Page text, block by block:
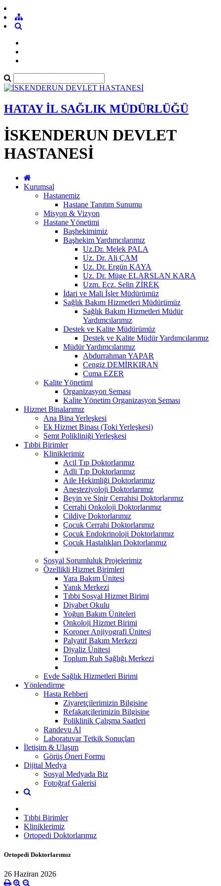
HATAY İL SAĞLIK MÜDÜRLÜĞÜ
İSKENDERUN DEVLET
HASTANESİ
Kurumsal
Hastanemiz
Hastane Tanıtım Sunumu
Misyon & Vizyon
Hastane Yönetimi
Başhekimimiz
Başhekim Yardımcılarımız
Uz.Dr. Melek PALA
Uz. Dr. Ali ÇAM
Uz. Dr. Ergün KAYA
Uz. Dr. Müge ELARSLAN KARA
Uzm. Ecz. Selin ZİREK
İdari ve Mali İşler Müdürümüz
Sağlık Bakım Hizmetleri Müdürümüz
Sağlık Bakım Hizmetleri Müdür
Yardımcılarımız
Destek ve Kalite Müdürümüz
Destek ve Kalite Müdür Yardımcılarımız
Müdür Yardımcılarımız
Abdurrahman YAPAR
Cengiz DEMİRKIRAN
Cuma EZER
Kalite Yönetimi
Organizasyon Şeması
Kalite Yönetim Organizasyon Şeması
Hizmet Binalarımız
Ana Bina Yerleşkesi
Ek Hizmet Binası (Toki Yerleşkesi)
Semt Polikliniği Yerleşkesi
Tıbbi Birimler
Kliniklerimiz
Acil Tıp Doktorlarımız
Adli Tıp Doktorlarımız
Aile Hekimliği Doktorlarımız
Anesteziyoloji Doktorlarımız
Beyin ve Sinir Cerrahisi Doktorlarımız
Cerrahi Onkoloji Doktorlarımız
Cildiye Doktorlarımız
Çocuk Cerrahi Doktorlarımız
Çocuk Endokrinoloji Doktorlarımız
Çocuk Hastalıkları Doktorlarımız
Sosyal Sorumluluk Projelerimiz
Özellikli Hizmet Birimleri
Yara Bakım Ünitesi
Yanık Merkezi
Tıbbi Sosyal Hizmet Birimi
Diyabet Okulu
Yoğun Bakım Üniteleri
Onkoloji Hizmet Birimi
Koroner Anjiyografi Ünitesi
Palyatif Bakım Merkezi
Diyaliz Ünitesi
Toplum Ruh Sağlığı Merkezi
Evde Sağlık Hizmetleri Birimi
Yönlendirme
Hasta Rehberi
Ziyaretçilerimizin Bilgisine
Refakatçilerimizin Bilgisine
Poliklinik Çalışma Saatleri
Randevu Al
Laboratuvar Tetkik Sonuçları
İletişim & Ulaşım
Görüş Öneri Formu
Dijital Medya
Sosyal Medyada Biz
Fotoğraf Galerisi
Tıbbi Birimler
Kliniklerimiz
Ortopedi Doktorlarımız
Ortopedi Doktorlarımız
26 Haziran 2026